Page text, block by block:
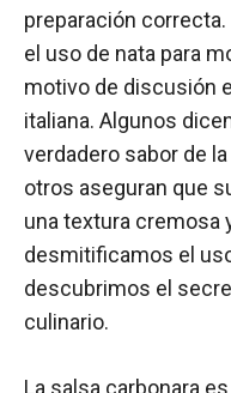
preparación
el uso de nata para
motivo de discusión
italiana. Algunos
verdadero sabor de
otros aseguran que
una textura cremosa
desmitificamos el
descubrimos el
culinario.
La salsa carbonara